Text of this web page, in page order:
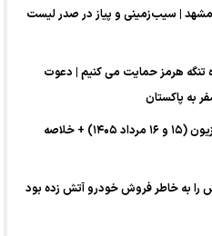
| سیب‌زمینی و پیاز در صدر لیست
تنگه هرمز حمایت می کنیم | دعوت
به پاکستان
فیلم‌های سینمایی آخر هفته تلویزیون (۱۵ و ۱۶ مرداد ۱۴۰۵) + خلاصه
به خاطر فروش خودرو آتش زده بود